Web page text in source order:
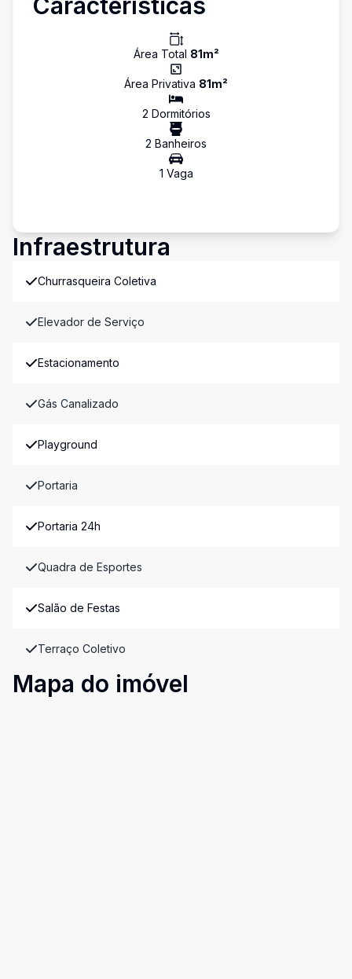
Área Total 81m²
Área Privativa 81m²
2 Dormitórios
2 Banheiros
1 Vaga
Infraestrutura
Churrasqueira Coletiva
Elevador de Serviço
Estacionamento
Gás Canalizado
Playground
Portaria
Portaria 24h
Quadra de Esportes
Salão de Festas
Terraço Coletivo
Mapa do imóvel